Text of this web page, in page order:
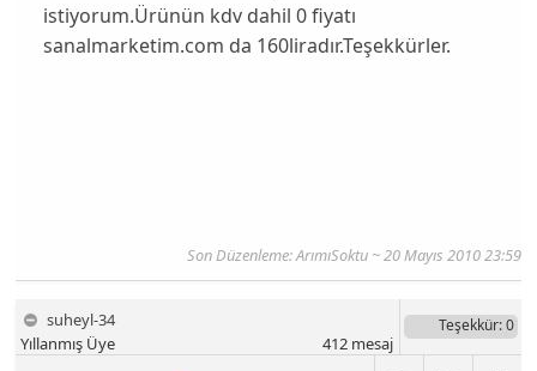
istiyorum.Ürünün kdv dahil 0 fiyatı
sanalmarketim.com da 160liradır.Teşekkürler.
Son Düzenleme: ArımıSoktu ~ 20 Mayıs 2010 23:59
suheyl-34
Yıllanmış Üye
Teşekkür: 0
412mesaj